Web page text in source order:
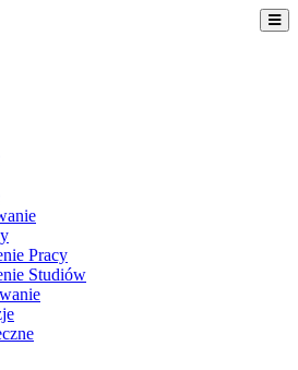
Pracy
Studiów